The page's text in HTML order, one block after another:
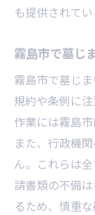
補助
行政
親族との
墓じ
書類
ツ
親族
方
も提供されて
霧島市で墓じ
霧島市で墓じ
規約や条例に
作業には霧島
また、行政機
ん。これらは
請書類の不備
るため、慎重な